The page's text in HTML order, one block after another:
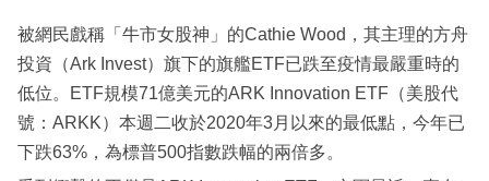
被網民戲稱「牛市女股神」的Cathie Wood，其主理的方舟
投資（Ark Invest）旗下的旗艦ETF已跌至疫情最嚴重時的
低位。ETF規模71億美元的ARK Innovation ETF（美股代
號：ARKK）本週二收於2020年3月以來的最低點，今年已
下跌63%，為標普500指數跌幅的兩倍多。